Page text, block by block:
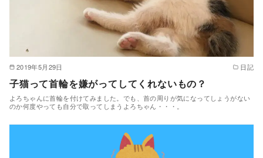
2019年5月29日 日記
子猫って首輪を嫌がってしてくれないもの？
よろちゃんに首輪を付けてみました。でも、首の周りが気になってしょうがない
のか何度やっても自分で取ってしまうよろちゃん・・・。